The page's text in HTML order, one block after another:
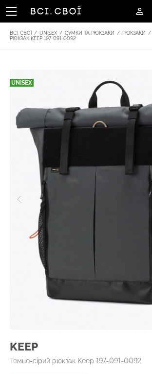
ВСІ. СВОЇ / UNISEX / СУМКИ ТА РЮКЗАКИ / РЮКЗАКИ /
РЮКЗАК KEEP 197-091-0092
UNISEX
KEEP
Темно-сірий рюкзак Keep 197-091-0092